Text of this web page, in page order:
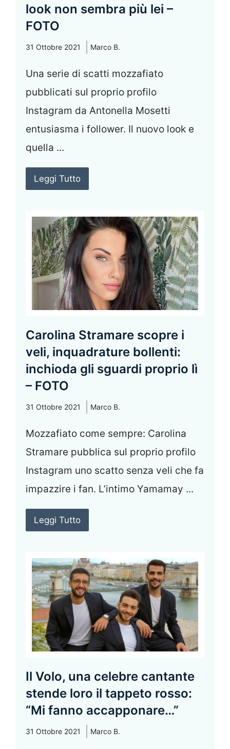
look non sembra più lei –
FOTO
31 Ottobre 2021 Marco B.
Una serie di scatti mozzafiato
pubblicati sul proprio profilo
Instagram da Antonella Mosetti
entusiasma i follower. Il nuovo look e
quella ...
Leggi Tutto
Carolina Stramare scopre i
veli, inquadrature bollenti:
inchioda gli sguardi proprio lì
– FOTO
31 Ottobre 2021 Marco B.
Mozzafiato come sempre: Carolina
Stramare pubblica sul proprio profilo
Instagram uno scatto senza veli che fa
impazzire i fan. L’intimo Yamamay ...
Leggi Tutto
Il Volo, una celebre cantante
stende loro il tappeto rosso:
“Mi fanno accapponare…”
31 Ottobre 2021 Marco B.